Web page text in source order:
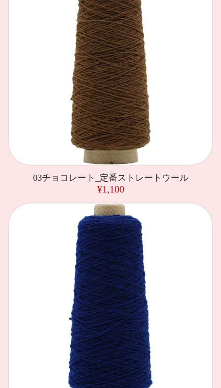
03チョコレート_定番ストレートウール
¥1,100